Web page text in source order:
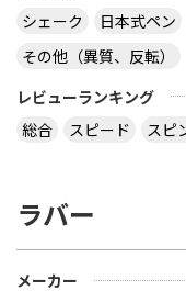
シェーク
日本式ペン
その他（異質、反転）
レビューランキング
総合
スピード スピ
ラバー
メーカー